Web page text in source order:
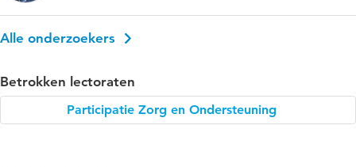
Alle onderzoekers
Betrokken lectoraten
Participatie Zorg en Ondersteuning